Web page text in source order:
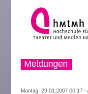
Meldungen
Montag, 29.01.2007 00:17 -